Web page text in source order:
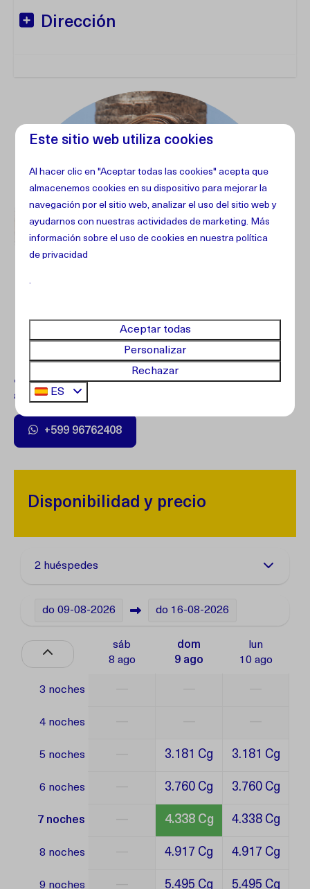
Dirección
¿Preguntas?Comuníquese con nuestro servicio de
atención al cliente.
+599 96762408
Disponibilidad y precio
2 huéspedes
do 09-08-2026 do 16-08-2026
sáb
8 ago
dom
9 ago
lun
10 ago
3 noches
4 noches
5 noches 3.181 Cg 3.181 Cg
6 noches 3.760 Cg 3.760 Cg
7 noches 4.338 Cg 4.338 Cg
8 noches 4.917 Cg 4.917 Cg
9 noches 5.495 Cg 5.495 Cg
Este sitio web utiliza cookies
Al hacer clic en "Aceptar todas las cookies" acepta que
almacenemos cookies en su dispositivo para mejorar la
navegación por el sitio web, analizar el uso del sitio web y
ayudarnos con nuestras actividades de marketing. Más
información sobre el uso de cookies ennuestra política
de privacidad
.
Aceptar todas
Personalizar
Rechazar
ES